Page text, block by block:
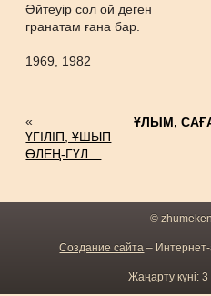
Әйтеуір сол ой деген
гранатам ғана бар.
1969, 1982
«
ҮГІЛІП, ҰШЫП
ӨЛЕҢ-ГҮЛ…
ҰЛЫМ,
©
Создание сайта –
Жаңарту күні: